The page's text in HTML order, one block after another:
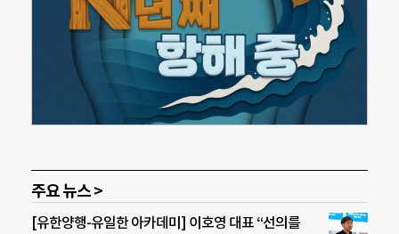
주요 뉴스 >
[유한양행-유일한 아카데미] 이호영 대표 “선의를